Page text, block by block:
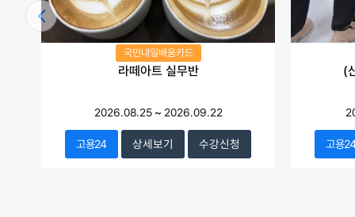
국민내일배움카드
라떼아트 실무반
2026.08.25~ 2026.09.22
고용24 상세보기 수강신청
(
고용